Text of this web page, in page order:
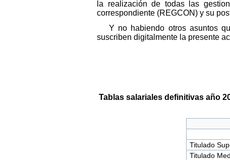
la realización de todas las
correspondiente (REGCON) y su
Y no habiendo otros asuntos
suscriben digitalmente la presente
Tablas salariales definitivas año
Titulado
Titulado